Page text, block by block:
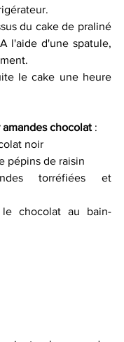
du cake de praliné
l'aide d'une spatule,
le cake une heure
chocolat :
noir
pépins de raisin
torréfiées et
chocolat au bain-